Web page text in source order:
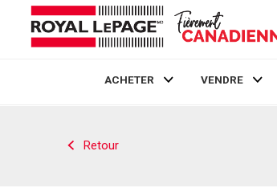
ACHETER VENDRE
Retour